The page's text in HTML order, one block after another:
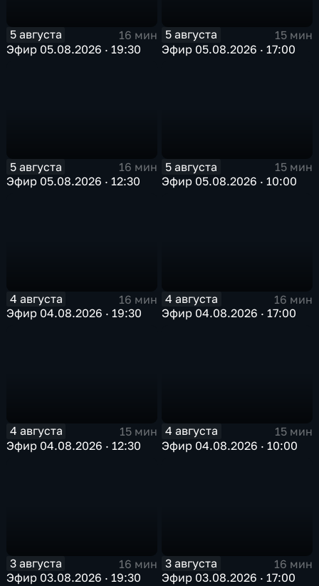
5 августа
16 мин
Эфир 05.08.2026 · 19:30
5 августа
15 мин
Эфир 05.08.2026 · 17:00
5 августа
16 мин
Эфир 05.08.2026 · 12:30
5 августа
15 мин
Эфир 05.08.2026 · 10:00
4 августа
16 мин
Эфир 04.08.2026 · 19:30
4 августа
16 мин
Эфир 04.08.2026 · 17:00
4 августа
15 мин
Эфир 04.08.2026 · 12:30
4 августа
15 мин
Эфир 04.08.2026 · 10:00
3 августа
16 мин
Эфир 03.08.2026 · 19:30
3 августа
16 мин
Эфир 03.08.2026 · 17:00